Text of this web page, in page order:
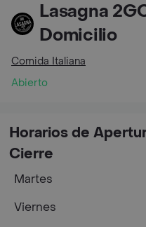
Lasagna
Domicilio
Comida Italiana
Abierto
Horarios de
Cierre
Martes
Viernes